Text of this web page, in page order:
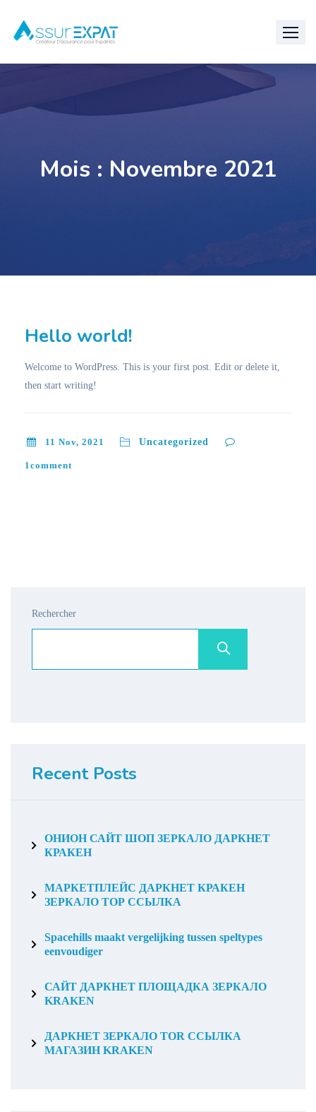
Mois : Novembre 2021
Hello world!
Welcome to WordPress. This is your first post. Edit or delete it,
then start writing!
11 Nov, 2021 Uncategorized
1comment
Rechercher
Recent Posts
ОНИОН САЙТ ШОП ЗЕРКАЛО ДАРКНЕТ
КРАКЕН
МАРКЕТПЛЕЙС ДАРКНЕТ КРАКЕН
ЗЕРКАЛО ТОР ССЫЛКА
Spacehills maakt vergelijking tussen speltypes
eenvoudiger
САЙТ ДАРКНЕТ ПЛОЩАДКА ЗЕРКАЛО
KRAKEN
ДАРКНЕТ ЗЕРКАЛО TOR ССЫЛКА
МАГАЗИН KRAKEN